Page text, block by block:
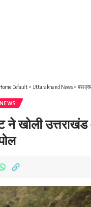
Home Default > Uttarakhand News > बस
ने खोली